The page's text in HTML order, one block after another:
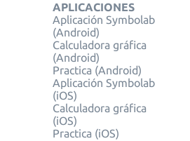
APLICACIONES
Aplicación Symbolab
(Android)
Calculadora gráfica
(Android)
Practica (Android)
Aplicación Symbolab
(iOS)
Calculadora gráfica
(iOS)
Practica (iOS)